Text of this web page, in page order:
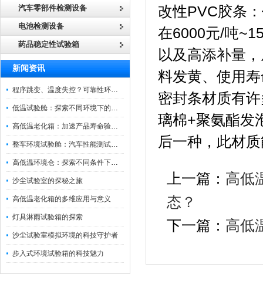
汽车零部件检测设备
电池检测设备
药品稳定性试验箱
新闻资讯
程序跳变、温度失控？可靠性环境试验箱控制系统故障处理
低温试验舱：探索不同环境下的科技边界
高低温老化箱：加速产品寿命验证的可靠伙伴
整车环境试验舱：汽车性能测试的设备
高低温环境仓：探索不同条件下的科学奥秘
沙尘试验室的探秘之旅
高低温老化箱的多维应用与意义
灯具淋雨试验箱的探索
沙尘试验室模拟环境的科技守护者
步入式环境试验箱的科技魅力
改性PVC胶条
在6000元/吨
以及高添补量
料发黄、使用
密封条材质有
璃棉+聚氨酯发
后一种，此材
上一篇： 高低
态？
下一篇： 高低